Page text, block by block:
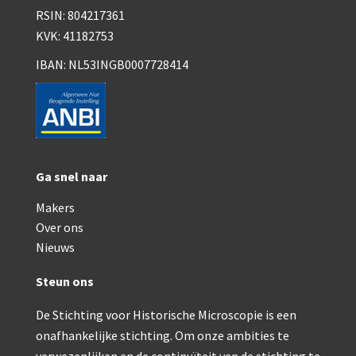
Smith, Beck & Beck, ‘Lister limb’ (1857)
Beck & Beck, ‘popular microscope’ (ca. 1857)
Dollond, ‘bar-limb’ (1860-1880)
Ongesigneerd, Engels (1860-1880)
Robbins (1860-1890)
Nachet, ‘plus simple’ (1862-1880)
Beck & Beck, ‘popular microscope’ (1867)
Bianchi, trommelmicroscoop (1869-1873)
Baker, prepareermicroscoop (1870-1890)
RSIN: 804217361
KVK: 41182753
IBAN: NL53INGB0007728414
Ga snel naar
Makers
Over ons
Nieuws
Steun ons
De Stichting voor Historische Microscopie is een
onafhankelijke stichting. Om onze ambities te